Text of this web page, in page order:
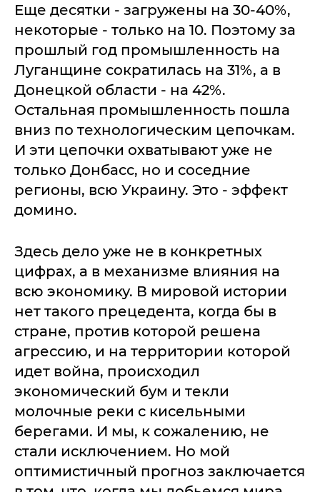
Еще десятки - загружены на 30-40%,
некоторые - только на 10. Поэтому за
прошлый год промышленность на
Луганщине сократилась на 31%, а в
Донецкой области - на 42%.
Остальная промышленность пошла
вниз по технологическим цепочкам.
И эти цепочки охватывают уже не
только Донбасс, но и соседние
регионы, всю Украину. Это - эффект
домино.
Здесь дело уже не в конкретных
цифрах, а в механизме влияния на
всю экономику. В мировой истории
нет такого прецедента, когда бы в
стране, против которой решена
агрессию, и на территории которой
идет война, происходил
экономический бум и текли
молочные реки с кисельными
берегами. И мы, к сожалению, не
стали исключением. Но мой
оптимистичный прогноз заключается